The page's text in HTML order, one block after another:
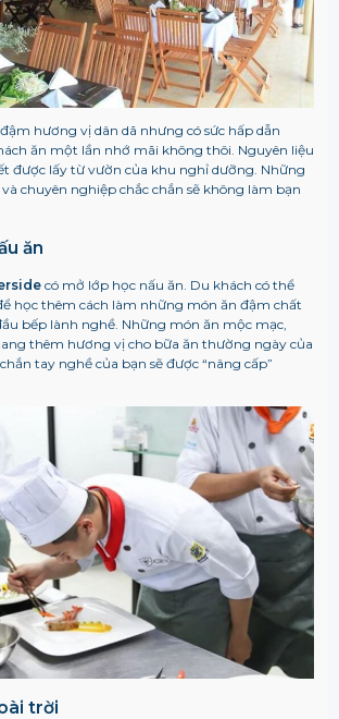
hương vị dân dã nhưng có sức hấp dẫn
ăn một lần nhớ mãi không thôi. Nguyên liệu
được lấy từ vườn của khu nghỉ dưỡng. Những
chuyên nghiệp chắc chắn sẽ không làm bạn
ăn
có mở lớp học nấu ăn. Du khách có thể
học thêm cách làm những món ăn đậm chất
bếp lành nghề. Những món ăn mộc mạc,
thêm hương vị cho bữa ăn thường ngày của
tay nghề của bạn sẽ được “nâng cấp”
trời